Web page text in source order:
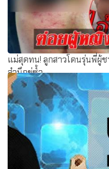
แม่สุดทน! ลูกสาวโดนรุ่นพี่ผู้ช
สำนึกขู่ซ้ำ